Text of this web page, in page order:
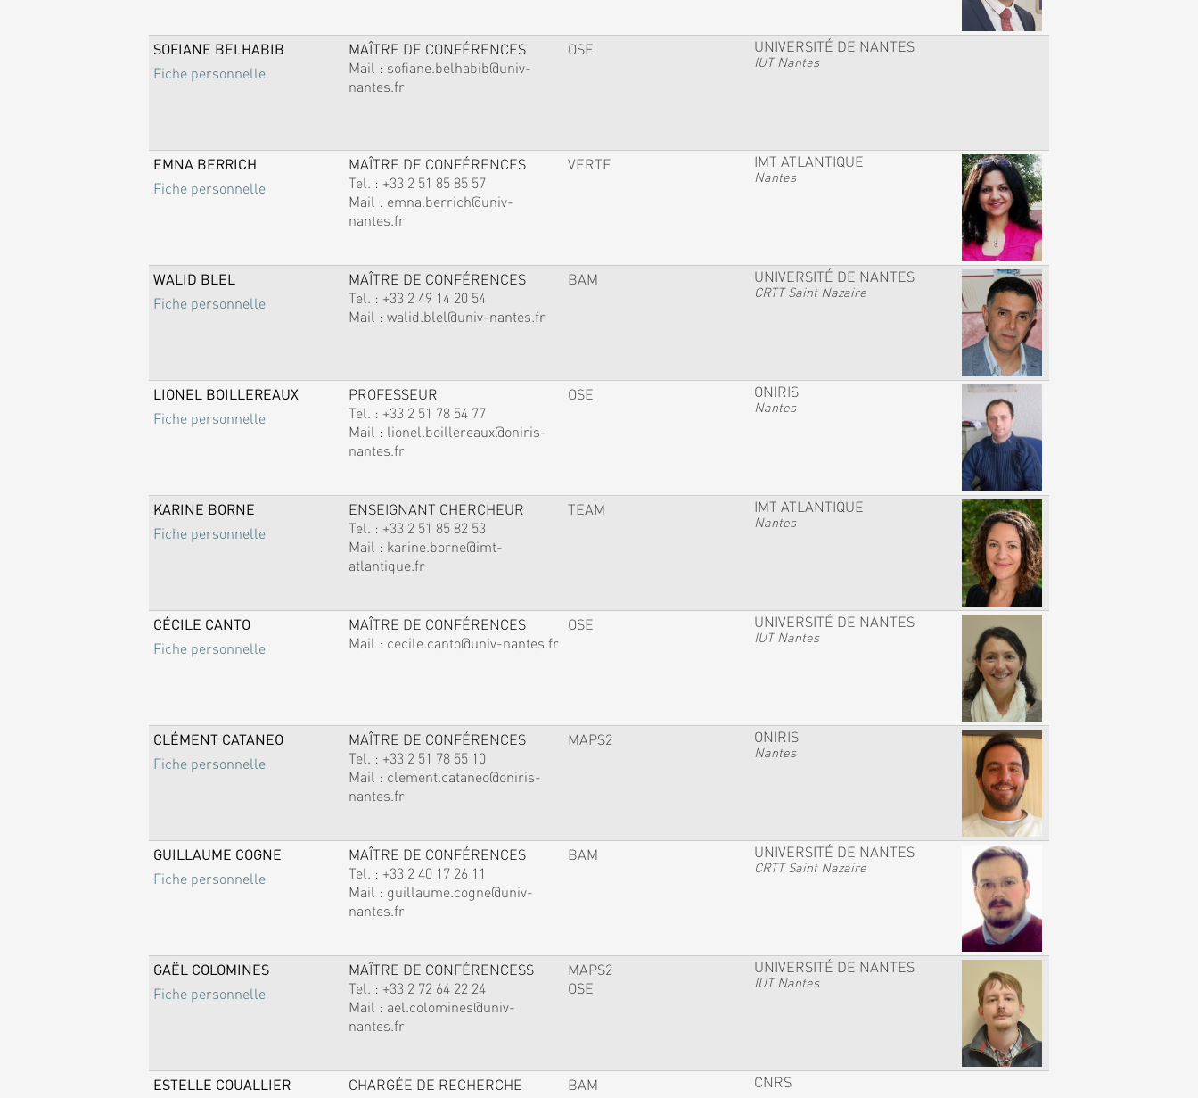
SOFIANE BELHABIB
Fiche personnelle
MAÎTRE DE CONFÉRENCES
Mail : sofiane.belhabib@univ-
nantes.fr
OSE UNIVERSITÉ DE NANTES
IUT Nantes
EMNA BERRICH
Fiche personnelle
MAÎTRE DE CONFÉRENCES
Tel. : +33 2 51 85 85 57
Mail : emna.berrich@univ-
nantes.fr
VERTE IMT ATLANTIQUE
Nantes
WALID BLEL
Fiche personnelle
MAÎTRE DE CONFÉRENCES
Tel. : +33 2 49 14 20 54
Mail : walid.blel@univ-nantes.fr
BAM UNIVERSITÉ DE NANTES
CRTT Saint Nazaire
LIONEL BOILLEREAUX
Fiche personnelle
PROFESSEUR
Tel. : +33 2 51 78 54 77
Mail : lionel.boillereaux@oniris-
nantes.fr
OSE ONIRIS
Nantes
KARINE BORNE
Fiche personnelle
ENSEIGNANT CHERCHEUR
Tel. : +33 2 51 85 82 53
Mail : karine.borne@imt-
atlantique.fr
TEAM IMT ATLANTIQUE
Nantes
CÉCILE CANTO
Fiche personnelle
MAÎTRE DE CONFÉRENCES
Mail : cecile.canto@univ-nantes.fr
OSE UNIVERSITÉ DE NANTES
IUT Nantes
CLÉMENT CATANEO
Fiche personnelle
MAÎTRE DE CONFÉRENCES
Tel. : +33 2 51 78 55 10
Mail : clement.cataneo@oniris-
nantes.fr
MAPS2 ONIRIS
Nantes
GUILLAUME COGNE
Fiche personnelle
MAÎTRE DE CONFÉRENCES
Tel. : +33 2 40 17 26 11
Mail : guillaume.cogne@univ-
nantes.fr
BAM UNIVERSITÉ DE NANTES
CRTT Saint Nazaire
GAËL COLOMINES
Fiche personnelle
MAÎTRE DE CONFÉRENCESS
Tel. : +33 2 72 64 22 24
Mail : ael.colomines@univ-
nantes.fr
MAPS2
OSE
UNIVERSITÉ DE NANTES
IUT Nantes
ESTELLE COUALLIER
CHARGÉE DE RECHERCHE
BAM CNRS